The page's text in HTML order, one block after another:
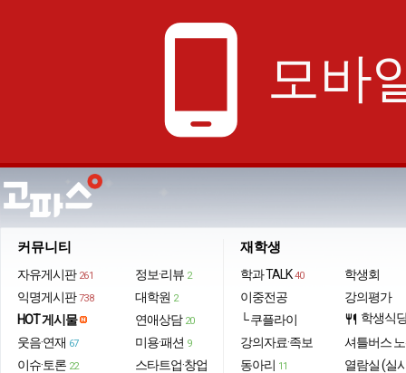
phone_android 모바
커뮤니티
자유게시판 261
익명게시판 738
HOT 게시물
웃음·연재 67
이슈·토론 22
정보·리뷰 2
대학원 2
연애상담 20
미용·패션 9
스타트업·창업
재학생
학과 TALK 40
이중전공
└ 쿠플라이
강의자료·족보
동아리 11
학생회
강의평가
restaurant 학생식
셔틀버스
열람실 (실